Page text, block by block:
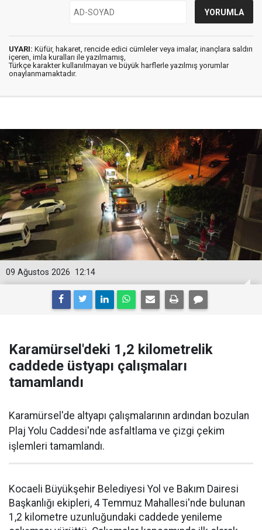
UYARI: Küfür, hakaret, rencide edici cümleler veya imalar, inançlara saldırı
içeren, imla kuralları ile yazılmamış,
Türkçe karakter kullanılmayan ve büyük harflerle yazılmış yorumlar
onaylanmamaktadır.
12:14
09 Ağustos 2026
Karamürsel'deki 1,2 kilometrelik
caddede üstyapı çalışmaları
tamamlandı
Karamürsel'de altyapı çalışmalarının ardından bozulan
Plaj Yolu Caddesi'nde asfaltlama ve çizgi çekim
işlemleri tamamlandı.
Kocaeli Büyükşehir Belediyesi Yol ve Bakım Dairesi
Başkanlığı ekipleri, 4 Temmuz Mahallesi'nde bulunan
1,2 kilometre uzunluğundaki caddede yenileme